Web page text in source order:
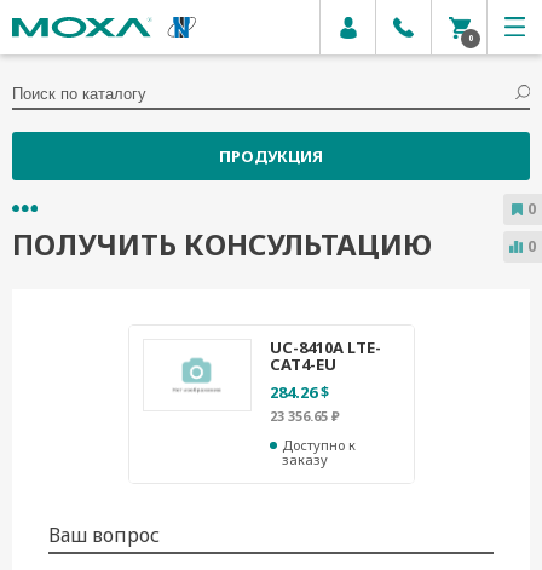
0
ПРОДУКЦИЯ
ПОЛУЧИТЬ КОНСУЛЬТАЦИЮ
UC-8410A LTE-
CAT4-EU
284.26 $
23 356.65 ₽
Доступно к
заказу
Ваш вопрос
0
0